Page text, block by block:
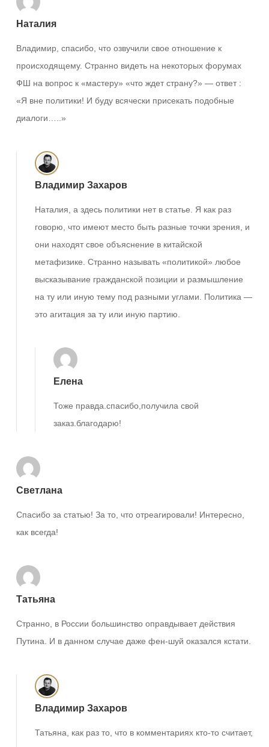
Наталия
Владимир, спасибо, что озвучили свое отношение к
происходящему. Странно видеть на некоторых форумах
ФШ на вопрос к «мастеру» «что ждет страну?» — ответ :
«Я вне политики! И буду всячески присекать подобные
диалоги…..»
Владимир Захаров
Наталия, а здесь политики нет в статье. Я как раз
говорю, что имеют место быть разные точки зрения, и
они находят свое объяснение в китайской
метафизике. Странно называть «политикой» любое
высказывание гражданской позиции и размышление
на ту или иную тему под разными углами. Политика —
это агитация за ту или иную партию.
Елена
Тоже правда.спасибо,получила свой
заказ.благодарю!
Светлана
Спасибо за статью! За то, что отреагировали! Интересно,
как всегда!
Татьяна
Странно, в России большинство оправдывает действия
Путина. И в данном случае даже фен-шуй оказался кстати.
Владимир Захаров
Татьяна, как раз то, что в комментариях кто-то считает,